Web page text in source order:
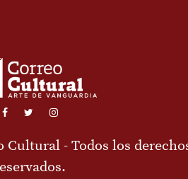
Cultural - Todos los